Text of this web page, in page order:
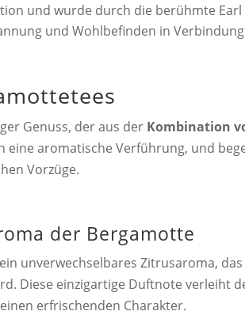
und wurde durch die berühmte
und Wohlbefinden in
Genuss, der aus der Kombination
eine aromatische Verführung, und
Vorzüge.
der Bergamotte
unverwechselbares Zitrusaroma,
Diese einzigartige Duftnote verleiht
erfrischenden Charakter.